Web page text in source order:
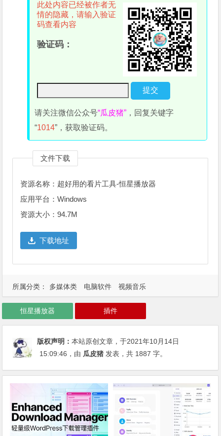
此处内容已经被作者无
情的隐藏，请输入验证
码查看内容
验证码：
请关注微信公众号“瓜皮猪” ，回复关键字
“1014”，获取验证码。
文件下载
资源名称：超好用的看片工具-恒星播放器
应用平台：Windows
资源大小：94.7M
下载地址
所属分类： 多媒体类 电脑软件 视频音乐
恒星播放器 插件
版权声明：本站原创文章，于2021年10月14日
15:09:46 ，由 瓜皮猪 发表，共 1887 字。